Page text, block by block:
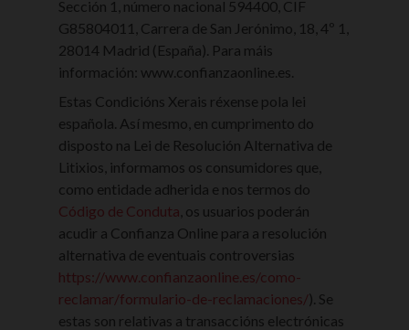
Sección 1, número nacional 594400, CIF
G85804011, Carrera de San Jerónimo, 18, 4º 1,
28014 Madrid (España). Para máis
información: www.confianzaonline.es.
Estas Condicións Xerais réxense pola lei
española. Así mesmo, en cumprimento do
disposto na Lei de Resolución Alternativa de
Litixios, informamos os consumidores que,
como entidade adherida e nos termos do
Código de Conduta , os usuarios poderán
acudir a Confianza Online para a resolución
alternativa de eventuais controversias
https://www.confianzaonline.es/como-
reclamar/formulario-de-reclamaciones/). Se
estas son relativas a transaccións electrónicas